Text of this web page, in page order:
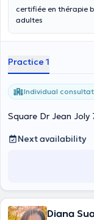
certifiée en thérapie brève : j'accompagne enfants,
adultes
Practice 1
Individual
Square Dr Jean Joly
Next availability
Diana